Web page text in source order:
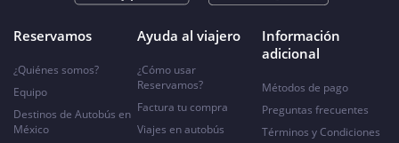
Reservamos
¿Quiénes somos?
Equipo
Destinos de Autobús en
México
Ayuda al viajero
¿Cómo usar
Reservamos?
Factura tu compra
Viajes en autobús
Información
adicional
Métodos de pago
Preguntas frecuentes
Términos y Condiciones